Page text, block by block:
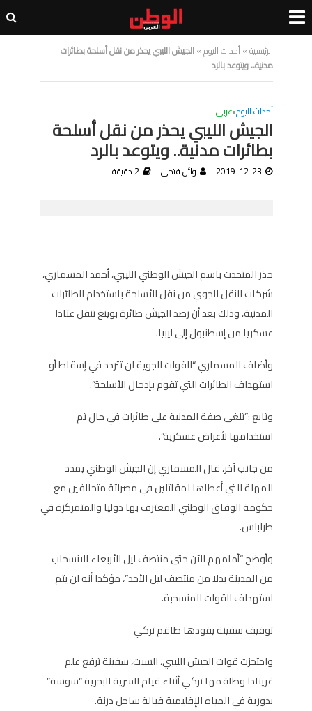
الرئيسية»أحداث اليوم»الجيش الليبي يحذر من نقل أسلحة بطائرات
مدنية.. ويتوعد بالرد
أحداث اليوم•عربى
الجيش الليبي يحذر من نقل أسلحة
بطائرات مدنية.. ويتوعد بالرد
2019-12-23 وائل فتحى 2 دقيقة
حذر المتحدث باسم الجيش الوطني الليبي، أحمد المسماري،
شركات النقل الجوي من نقل الأسلحة باستخدام الطائرات
المدنية، وذلك بعد أن رصد الجيش طائرة بوينغ تنقل عتادا
عسكريا من إسطنبول إلى ليبيا.
وأضاف المسماري “القوات الجوية لن تتردد في إسقاط أو
استهداف الطائرات التي تقوم بإدخال الأسلحة”.
وتابع :”تلغى صفة المدنية على طائرات في حال تم
استخدامها لأغراض عسكرية”.
من جانب آخر، قال المسماري إن الجيش الوطني يمدد
المهلة التي أعطاها لمقاتلين في مصراتة متحالفين مع
حكومة الوفاق الوطني المعترف بها دوليا والمتمركزة في
طرابلس.
وأوضح “أمامهم الآن حتى منتصف ليل الأربعاء للانسحاب
من المدينة بدلا من منتصف ليل الأحد”، مؤكدا أنه لن يتم
استهداف القوات المنسحبة.
توقيف سفينة يقودها طاقم تركي
واحتجزت قوات الجيش الليبي، السبت، سفينة ترفع علم
غرينادا وطاقمها تركي أثناء قيام السرية البحرية “سوسة”
بدورية في المياه الإقليمية قبالة ساحل درنة.